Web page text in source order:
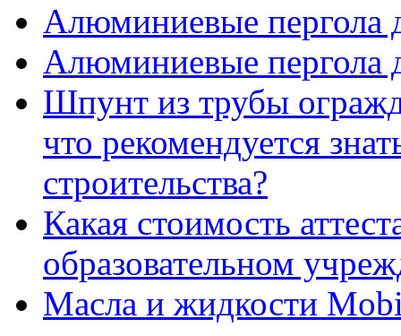
Алюминиевые пергола
Алюминиевые пергола
Шпунт из трубы
что рекомендуется
строительства?
Какая стоимость
образовательном
Масла и жидкости